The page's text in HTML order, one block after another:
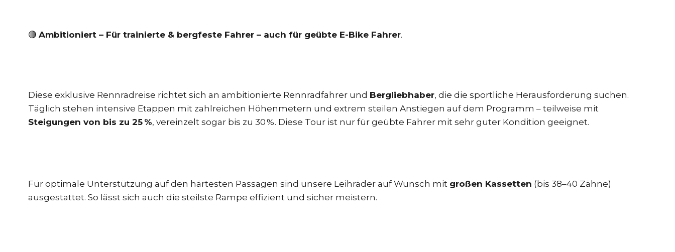
🔴 Ambitioniert – Für trainierte & bergfeste Fahrer – auch für geübte E-Bike Fahrer.
Diese exklusive Rennradreise richtet sich an ambitionierte Rennradfahrer und Bergliebhaber, die die sportliche Herausforderung suchen.
Täglich stehen intensive Etappen mit zahlreichen Höhenmetern und extrem steilen Anstiegen auf dem Programm – teilweise mit
Steigungen von bis zu 25 %, vereinzelt sogar bis zu 30 %. Diese Tour ist nur für geübte Fahrer mit sehr guter Kondition geeignet.
Für optimale Unterstützung auf den härtesten Passagen sind unsere Leihräder auf Wunsch mit großen Kassetten (bis 38–40 Zähne)
ausgestattet. So lässt sich auch die steilste Rampe effizient und sicher meistern.